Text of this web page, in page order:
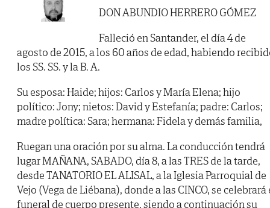
DON ABUNDIO HERRERO GÓMEZ
Falleció en Santander, el día 4 de
agosto de 2015, a los 60 años de edad, habiendo
los SS. SS. y la B. A.
Su esposa: Haide; hijos: Carlos y María Elena; hijo
político: Jony; nietos: David y Estefanía; padre: Carlos;
madre política: Sara; hermana: Fidela y demás familia,
Ruegan una oración por su alma. La conducción tendrá
lugar MAÑANA, SABADO, día 8, a las TRES de la tarde,
desde TANATORIO EL ALISAL, a la Iglesia Parroquial de
Vejo (Vega de Liébana), donde a las CINCO, se celebrará
funeral de cuerpo presente, siendo a continuación su